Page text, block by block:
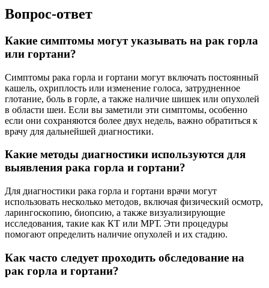
Вопрос-ответ
Какие симптомы могут указывать на рак горла
или гортани?
Симптомы рака горла и гортани могут включать постоянный
кашель, охриплость или изменение голоса, затрудненное
глотание, боль в горле, а также наличие шишек или опухолей
в области шеи. Если вы заметили эти симптомы, особенно
если они сохраняются более двух недель, важно обратиться к
врачу для дальнейшей диагностики.
Какие методы диагностики используются для
выявления рака горла и гортани?
Для диагностики рака горла и гортани врачи могут
использовать несколько методов, включая физический осмотр,
ларингоскопию, биопсию, а также визуализирующие
исследования, такие как КТ или МРТ. Эти процедуры
помогают определить наличие опухолей и их стадию.
Как часто следует проходить обследование на
рак горла и гортани?